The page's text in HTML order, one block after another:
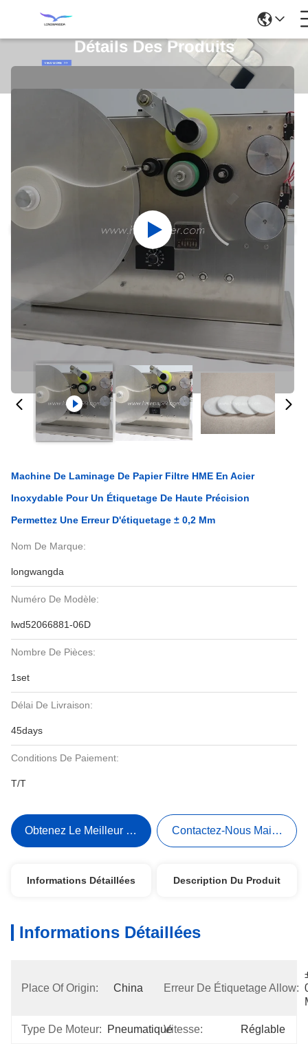
Détails Des Produits
Machine De Laminage De Papier Filtre HME En Acier
Inoxydable Pour Un Étiquetage De Haute Précision
Permettez Une Erreur D'étiquetage ± 0,2 Mm
Nom De Marque:
longwangda
Numéro De Modèle:
lwd52066881-06D
Nombre De Pièces:
1set
Délai De Livraison:
45days
Conditions De Paiement:
T/T
Obtenez Le Meilleur Prix Contactez-Nous Maintenant
Informations Détaillées Description Du Produit
Informations Détaillées
Place Of Origin: China Erreur De Étiquetage Allow:
Type De Moteur: PneumatiqueVitesse: Réglable